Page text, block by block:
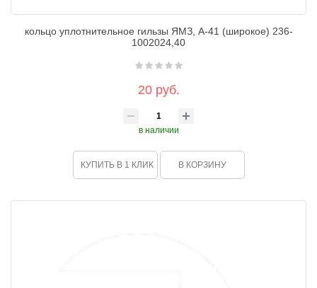
кольцо уплотнительное гильзы ЯМЗ, А-41 (широкое) 236-
1002024,40
20 руб.
в наличии
КУПИТЬ В 1 КЛИК В КОРЗИНУ